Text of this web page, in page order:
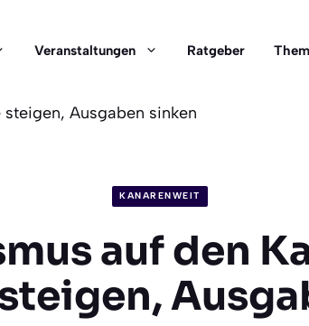
Veranstaltungen Ratgeber
Ausgaben sinken
KANARENWEIT
auf den